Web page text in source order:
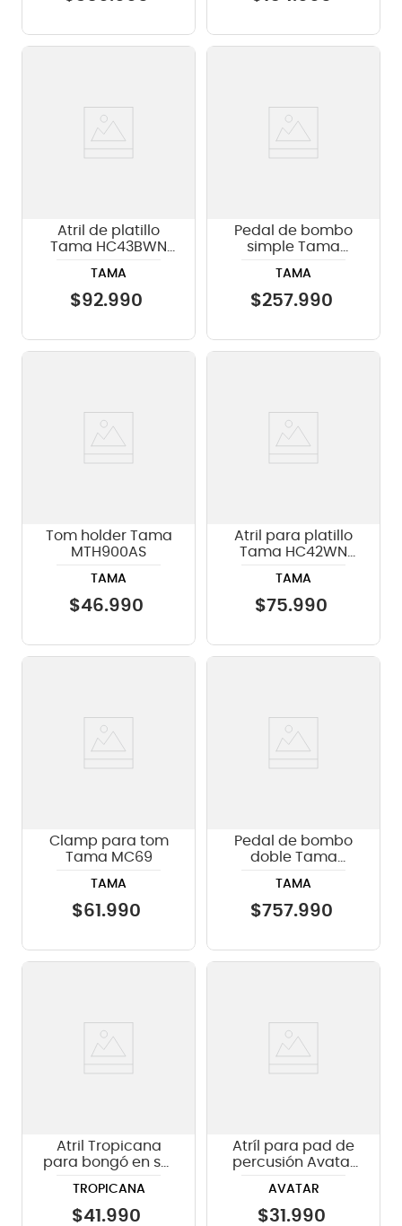
Atril de platillo
Tama HC43BWN
TAMA
$92.990
Pedal de bombo
simple Tama
case
TAMA
$257.990
Tom holder Tama
MTH900AS
TAMA
$46.990
Atril para platillo
Tama HC42WN
TAMA
$75.990
Clamp para tom
Tama MC69
TAMA
$61 .990
Pedal de bombo
doble Tama
TAMA
$757.990
Atril Tropicana
para bongó en set
COSC03
TROPICANA
$41 .990
Atríl para pad de
percusión Avatar
AVATAR
$31 .990